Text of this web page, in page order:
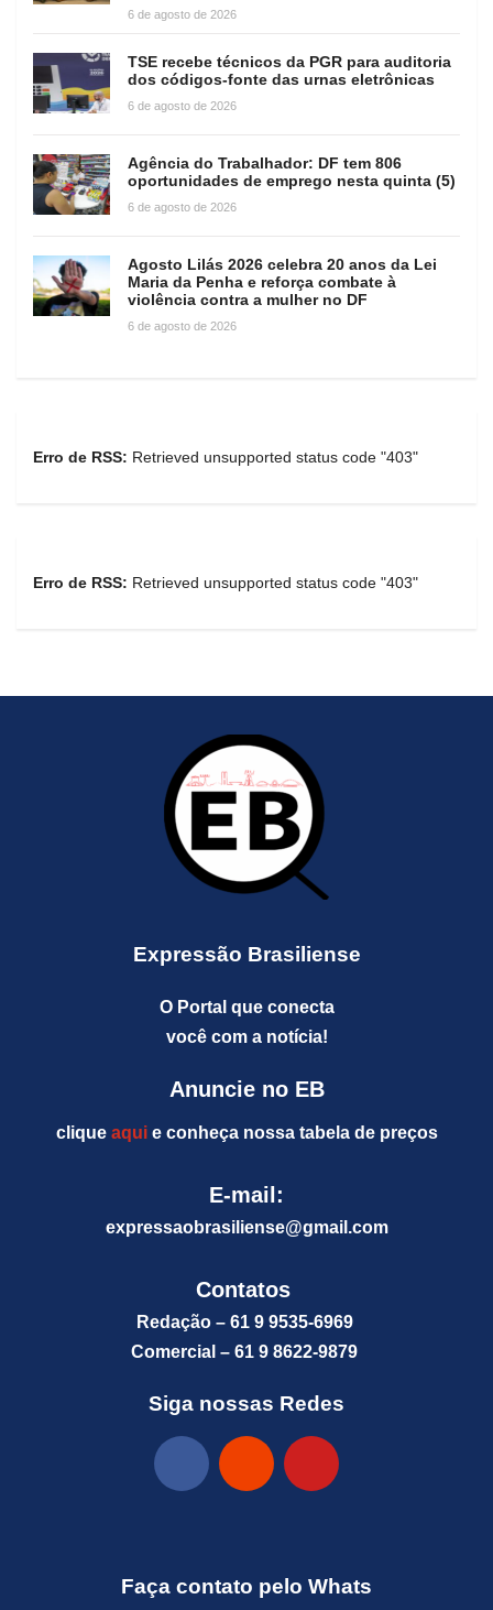
6 de agosto de 2026
TSE recebe técnicos da PGR para auditoria
dos códigos-fonte das urnas eletrônicas
6 de agosto de 2026
Agência do Trabalhador: DF tem 806
oportunidades de emprego nesta quinta (5)
6 de agosto de 2026
Agosto Lilás 2026 celebra 20 anos da Lei
Maria da Penha e reforça combate à
violência contra a mulher no DF
6 de agosto de 2026
Erro de RSS: Retrieved unsupported status code "403"
Erro de RSS: Retrieved unsupported status code "403"
Expressão Brasiliense
O Portal que conecta
você com a notícia!
Anuncie no EB
clique aquie conheça nossa tabela de preços
E-mail:
expressaobrasiliense@gmail.com
Contatos
Redação – 61 9 9535-6969
Comercial – 61 9 8622-9879
Siga nossas Redes
Faça contato pelo Whats